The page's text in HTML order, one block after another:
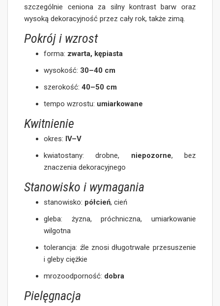
szczególnie ceniona za silny kontrast barw oraz
wysoką dekoracyjność przez cały rok, także zimą.
Pokrój i wzrost
forma: zwarta, kępiasta
wysokość: 30–40 cm
szerokość:40–50 cm
tempo wzrostu: umiarkowane
Kwitnienie
okres: IV–V
kwiatostany: drobne, niepozorne, bez
znaczenia dekoracyjnego
Stanowisko i wymagania
stanowisko: półcień, cień
gleba: żyzna, próchniczna, umiarkowanie
wilgotna
tolerancja: źle znosi długotrwałe przesuszenie
i gleby ciężkie
mrozoodporność: dobra
Pielęgnacja